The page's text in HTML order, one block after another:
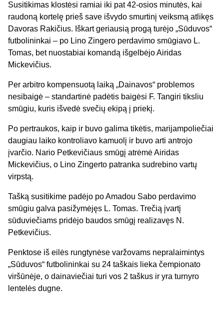
Susitikimas klostėsi ramiai iki pat 42-osios minutės, kai
raudoną kortelę prieš save išvydo smurtinį veiksmą atlikęs
Davoras Rakičius. Iškart geriausią progą turėjo „Sūduvos“
futbolininkai – po Lino Zingero perdavimo smūgiavo L.
Tomas, bet nuostabiai komandą išgelbėjo Airidas
Mickevičius.
Per arbitro kompensuotą laiką „Dainavos“ problemos
nesibaigė – standartinė padėtis baigėsi F. Tangiri tiksliu
smūgiu, kuris išvedė svečių ekipą į priekį.
Po pertraukos, kaip ir buvo galima tikėtis, marijampoliečiai
daugiau laiko kontroliavo kamuolį ir buvo arti antrojo
įvarčio. Nario Petkevičiaus smūgį atrėmė Airidas
Mickevičius, o Lino Zingerto patranka sudrebino vartų
virpstą.
Tašką susitikime padėjo po Amadou Sabo perdavimo
smūgiu galva pasižymėjęs L. Tomas. Trečią įvartį
sūduviečiams pridėjo baudos smūgį realizavęs N.
Petkevičius.
Penktose iš eilės rungtynėse varžovams nepralaimintys
„Sūduvos“ futbolininkai su 24 taškais lieka čempionato
viršūnėje, o dainaviečiai turi vos 2 taškus ir yra turnyro
lentelės dugne.